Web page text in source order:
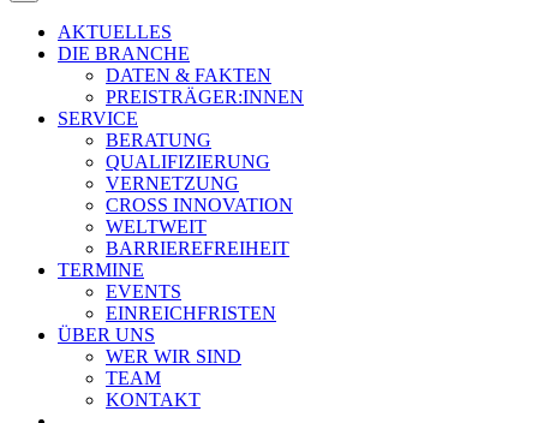
AKTUELLES
DIE BRANCHE
DATEN & FAKTEN
PREISTRÄGER:INNEN
SERVICE
BERATUNG
QUALIFIZIERUNG
VERNETZUNG
CROSS INNOVATION
WELTWEIT
BARRIEREFREIHEIT
TERMINE
EVENTS
EINREICHFRISTEN
ÜBER UNS
WER WIR SIND
TEAM
KONTAKT